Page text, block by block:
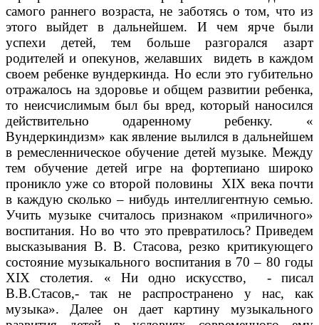
самого раннего возраста, не заботясь о том, что из
этого выйдет в дальнейшем. И чем ярче были
успехи детей, тем больше разгорался азарт
родителей и опекунов, желавших видеть в каждом
своем ребенке вундеркинда. Но если это губительно
отражалось на здоровье и общем развитии ребенка,
то неисчислимым был бы вред, который наносился
действительно одаренному ребенку. «
Вундеркиндизм» как явление вылился в дальнейшем
в ремесленническое обучение детей музыке. Между
тем обучение детей игре на фортепиано широко
проникло уже со второй половины XIX века почти
в каждую сколько – нибудь интеллигентную семью.
Учить музыке считалось признаком «приличного»
воспитания. Но во что это превратилось? Приведем
высказывания В. В. Стасова, резко критикующего
состояние музыкального воспитания в 70 – 80 годы
XIX столетия. « Ни одно искусство, - писал
В.В.Стасов,- так не распространено у нас, как
музыка». Далее он дает картину музыкального